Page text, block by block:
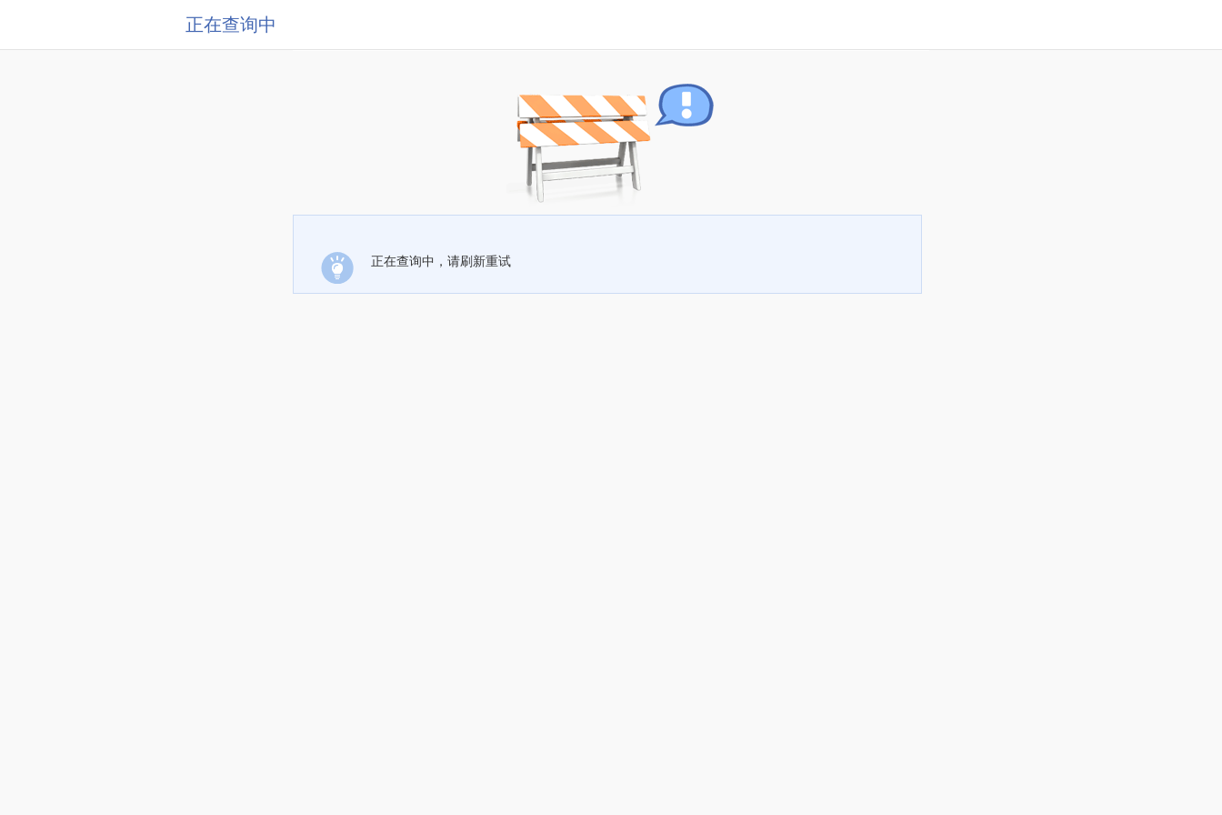
正在查询中
正在查询中，请刷新重试